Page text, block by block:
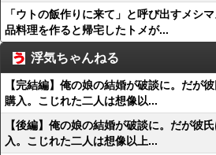
「ウトの飯作りに来て」と呼び出すメシ
品料理を作ると帰宅したトメが...
浮気ちゃんねる
【完結編】俺の娘の結婚が破談に。だが
購入。こじれた二人は想像以...
【後編】俺の娘の結婚が破談に。だが彼
入。こじれた二人は想像以上...